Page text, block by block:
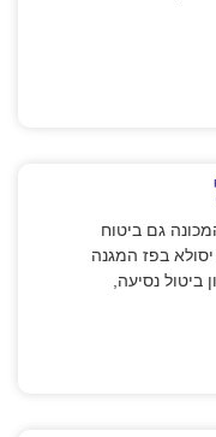
גם ביטוח
בפז המגנה
ביטול נסיעה,